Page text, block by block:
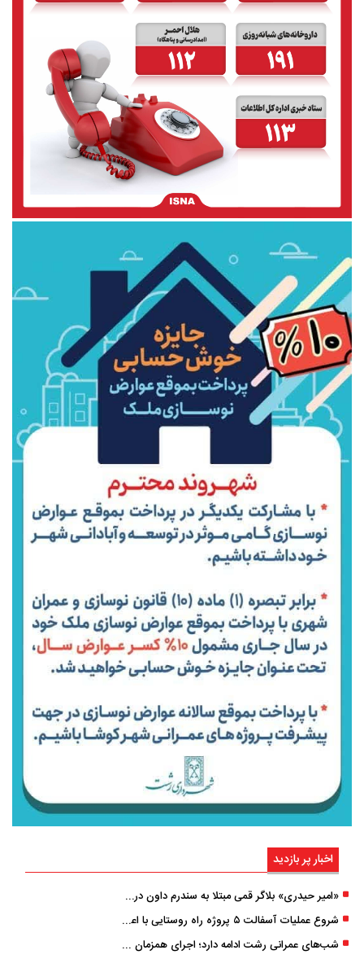
اخبار پر بازدید
«امیر حیدری» بلاگر قمی مبتلا به سندرم داون درگذشت
شروع عملیات آسفالت ۵ پروژه راه ‌روستایی با اعتبار ۳۷۰ میلیاردی در گیلان
شب‌های عمرانی رشت ادامه دارد؛ اجرای همزمان آسفالت‌ریزی در پنج منطقه شهری